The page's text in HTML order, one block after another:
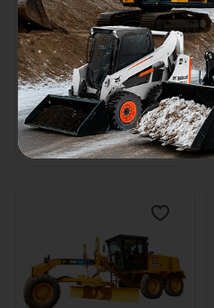
Автогрейдер SEM 915 F
Мощность двигателя: 149л.с.
Эксплуатационная масса:
12.52
Ширина отвала:
3059мм
В наличии
Цена по запросу
Узнать цену